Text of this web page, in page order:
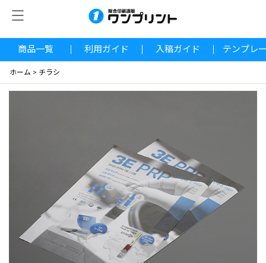
商品一覧 利用ガイド 入稿ガイド テンプレ
ホーム > チラシ